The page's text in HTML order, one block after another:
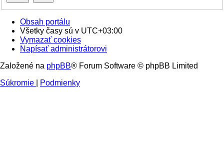
Obsah portálu
Všetky časy sú v UTC+03:00
Vymazať cookies
Napísať administrátorovi
Založené na phpBB® Forum Software © phpBB Limited
Súkromie
Podmienky